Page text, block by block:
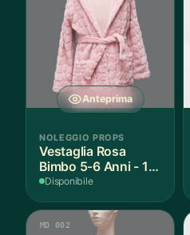
Anteprima
NOLEGGIO PROPS
Vestaglia Rosa
Bimbo 5-6 Anni - 1
Pezzo
Disponibile
MD 002